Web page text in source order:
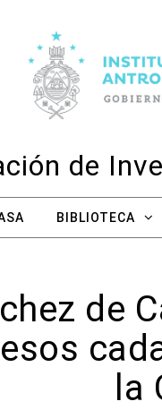
de
BIBLIOTECA
de
la